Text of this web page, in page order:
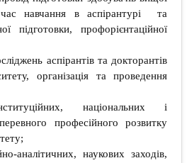
навчання в аспірантурі та
підготовки, профорієнтаційної
аспірантів та докторантів
організація та проведення
національних і
професійного розвитку
аналітичних, наукових заходів,